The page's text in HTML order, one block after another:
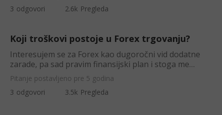
3 odgovori 2.6k Pregleda
Koji troškovi postoje u Forex trgovanju?
Interesujem se za Forex kao dugoročni vid dodatne
zarade, pa sad pravim finansijski plan i stoga me
zanima - da li postoje neki tr
Pitanje postavljeno pre 5 godina
3 odgovori 3.5k Pregleda